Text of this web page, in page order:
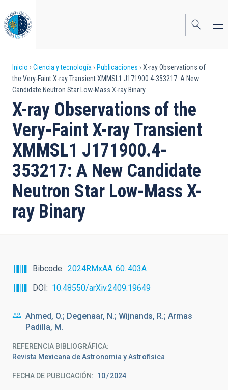
al
contenido
principal
Sobrescribir
enlaces
de
ayuda
a
la
navegación
Inicio Ciencia y tecnología Publicaciones
X-ray Observations of
the Very-Faint X-ray Transient XMMSL1 J171900.4-353217: A New
Candidate Neutron Star Low-Mass X-ray Binary
X-ray Observations of the
Very-Faint X-ray Transient
XMMSL1 J171900.4-
353217: A New Candidate
Neutron Star Low-Mass X-
ray Binary
Bibcode
2024RMxAA..60..403A
DOI
10.48550/arXiv.2409.19649
Ahmed, O.; Degenaar, N.; Wijnands, R.; Armas
Padilla, M.
REFERENCIA BIBLIOGRÁFICA
Revista Mexicana de Astronomia y Astrofisica
FECHA DE PUBLICACIÓN: 10 2024